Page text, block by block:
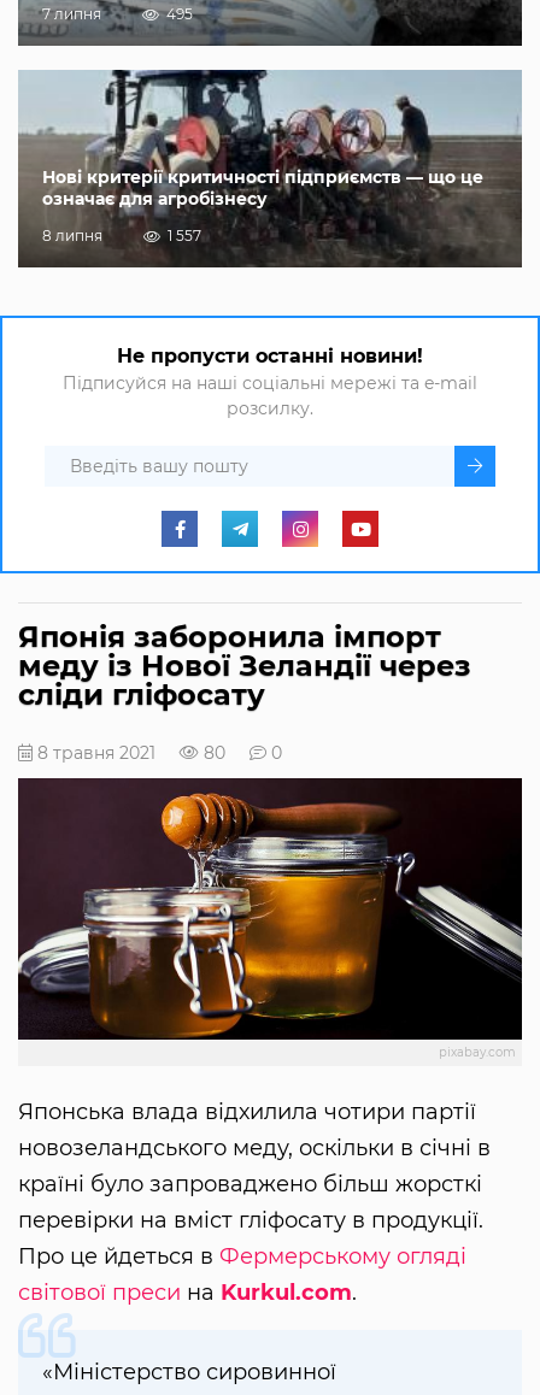
7 липня 495
Нові критерії критичності підприємств — що це
означає для агробізнесу
8 липня 1 557
Не пропусти останні новини!
Підписуйся на наші соціальні мережі та e-mail
розсилку.
Японія заборонила імпорт
меду із Нової Зеландії через
сліди гліфосату
8 травня 2021 80 0
pixabay.com
Японська влада відхилила чотири партії
новозеландського меду, оскільки в січні в
країні було запроваджено більш жорсткі
перевірки на вміст гліфосату в продукції.
Про це йдеться в Фермерському огляді
світової преси на Kurkul.com.
«Міністерство сировинної